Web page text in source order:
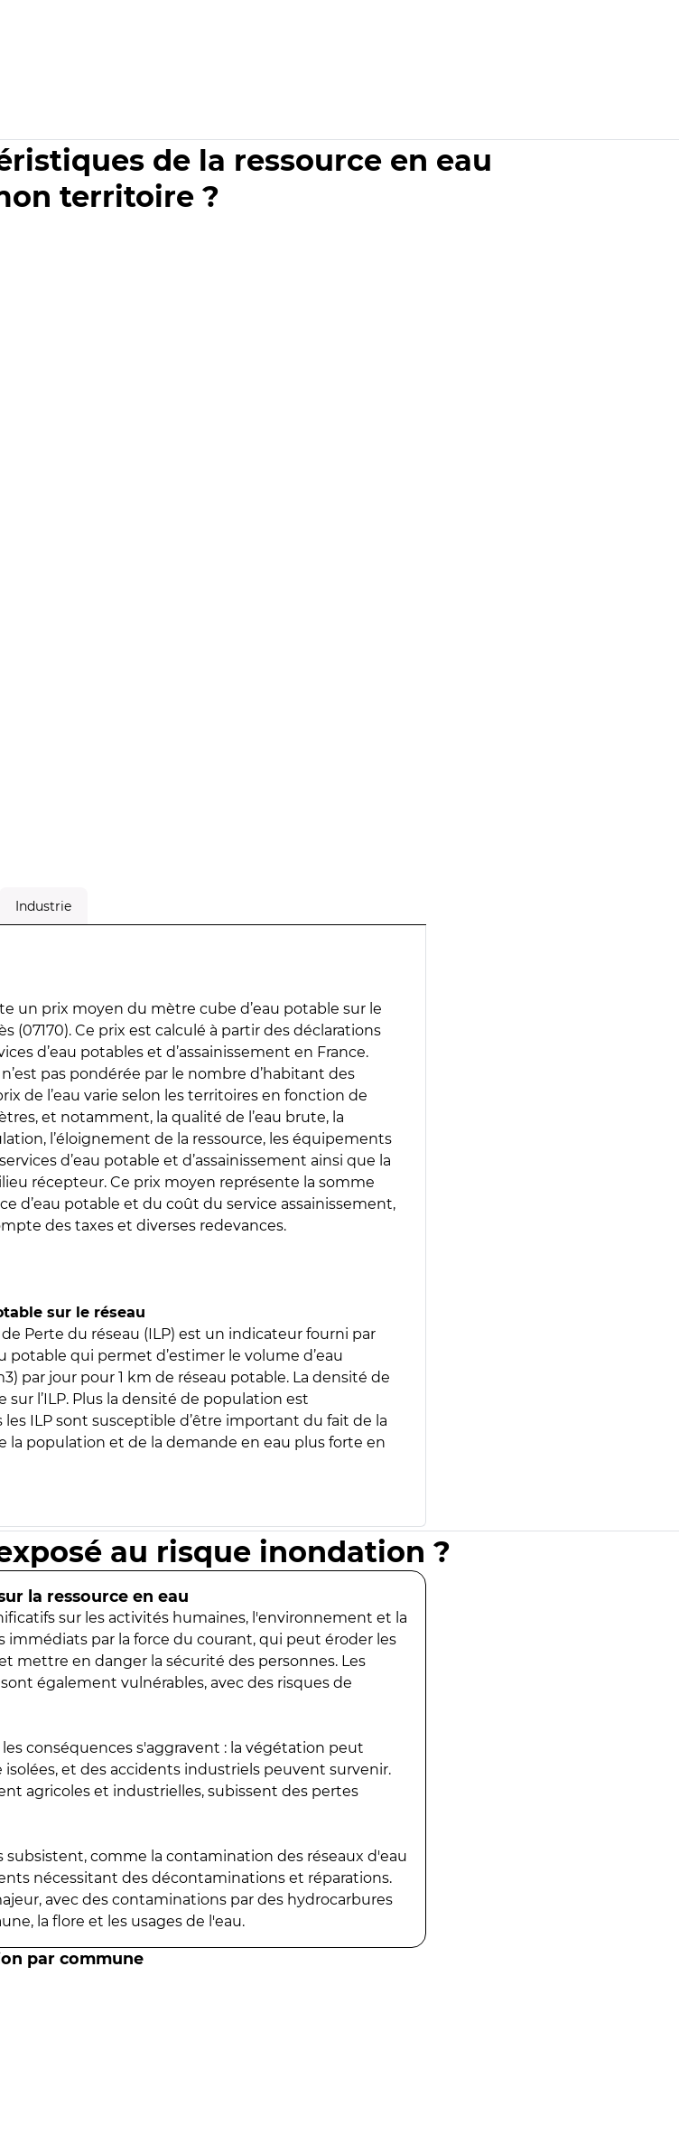
de la ressource en eau
territoire ?
Industrie
un prix moyen du mètre cube d’eau potable sur le
(07170). Ce prix est calculé à partir des déclarations
d’eau potables et d’assainissement en France.
pas pondérée par le nombre d’habitant des
de l’eau varie selon les territoires en fonction de
et notamment, la qualité de l’eau brute, la
l’éloignement de la ressource, les équipements
d’eau potable et d’assainissement ainsi que la
récepteur. Ce prix moyen représente la somme
d’eau potable et du coût du service assainissement,
des taxes et diverses redevances.
sur le réseau
de Perte du réseau (ILP) est un indicateur fourni par
potable qui permet d’estimer le volume d’eau
par jour pour 1 km de réseau potable. La densité de
l’ILP. Plus la densité de population est
ILP sont susceptible d’être important du fait de la
la population et de la demande en eau plus forte en
au risque inondation ?
la ressource en eau
sur les activités humaines, l'environnement et la
immédiats par la force du courant, qui peut éroder les
mettre en danger la sécurité des personnes. Les
également vulnérables, avec des risques de
conséquences s'aggravent : la végétation peut
et des accidents industriels peuvent survenir.
agricoles et industrielles, subissent des pertes
subsistent, comme la contamination des réseaux d'eau
nécessitant des décontaminations et réparations.
avec des contaminations par des hydrocarbures
la flore et les usages de l'eau.
par commune